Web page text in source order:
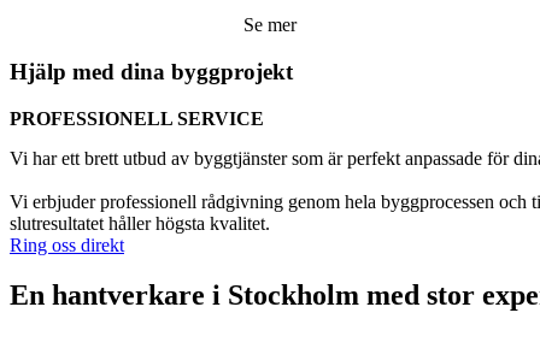
Se mer
Hjälp med dina byggprojekt
PROFESSIONELL SERVICE
Vi har ett brett utbud av byggtjänster som är perfekt anpassade för
Vi erbjuder professionell rådgivning genom hela byggprocessen och
slutresultatet håller högsta kvalitet.
Ring oss direkt
En hantverkare i Stockholm med stor